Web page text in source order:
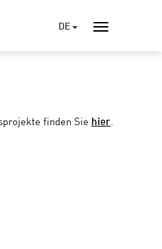
DE
finden Sie hier.